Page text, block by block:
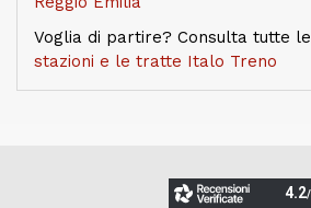
Voglia di partire? Consulta tutte le
stazioni e le tratte Italo Treno